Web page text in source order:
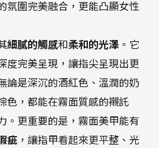
氛圍完美融合，更能凸顯女性
細膩的觸感和 柔和的光澤 。它
度完美呈現，讓指尖呈現出更
論是深沉的酒紅色、溫潤的奶
色，都能在霧面質感的襯託
。更重要的是，霧面美甲能有
疵 ，讓指甲看起來更平整、光